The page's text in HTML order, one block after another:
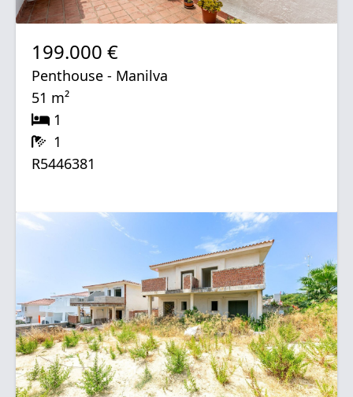
199.000 €
Penthouse - Manilva
51 m²
1
1
R5446381